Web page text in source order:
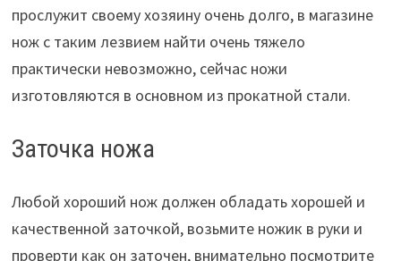
прослужит своему хозяину очень долго, в магазине
нож с таким лезвием найти очень тяжело
практически невозможно, сейчас ножи
изготовляются в основном из прокатной стали.
Заточка ножа
Любой хороший нож должен обладать хорошей и
качественной заточкой, возьмите ножик в руки и
проверти как он заточен, внимательно посмотрите